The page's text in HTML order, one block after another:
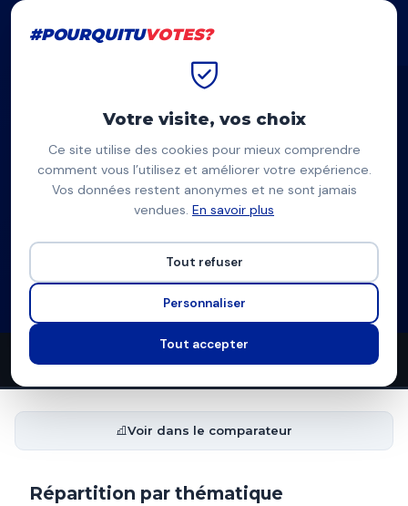
#POURQUITUVOTES?
BC
Bérangère Couillard
Liste divers centre
4propositions4thèmes couverts6candidats en lice
Voir dans le comparateur
Répartition par thématique
#POURQUITUVOTES?
Votre visite, vos choix
Ce site utilise des cookies pour mieux comprendre
comment vous l’utilisez et améliorer votre expérience.
Vos données restent anonymes et ne sont jamais
vendues. En savoir plus
Tout refuser
Personnaliser
Tout accepter